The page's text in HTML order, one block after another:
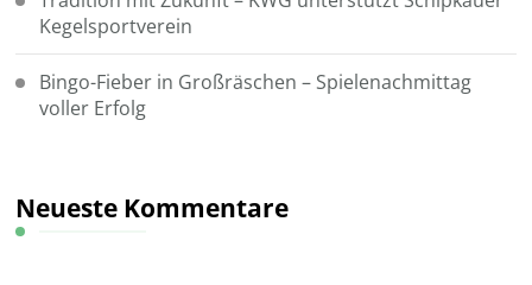
Kegelsportverein
Bingo-Fieber in Großräschen – Spielenachmittag
voller Erfolg
Neueste Kommentare